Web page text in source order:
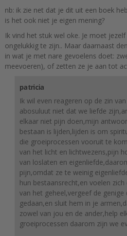
nb: ik zie net dat je dit uit een boek
is het ook niet je eigen mening?
Ik vind het stuk wel oke. Je moet
ongelukkig te zijn.. Maar daarnaast
in wat je met nare gevoelens doet:
meevoeren), of zetten ze je aan tot
patricia
Ik wil even reageren op de zin
abosuluut niet dat we liefde
elkaar niet pijn doen,mijn
bestaan is lijden,lijden is om
die groeiprocessen vooruit te
van het licht en lichtwezens,pijn
van loslaten en
pijn,omdat ze te weinig
hun bestaansrecht,en voelen
van het geheel,vergeef de
gedaan,en sluit hem in je
zowel van jou en de ander,help
groeiprocessen daarom zijn we